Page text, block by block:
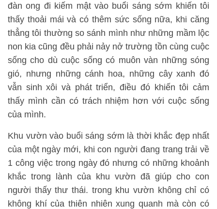
đàn ong đi kiếm mật vào buổi sáng sớm khiến tôi
thấy thoải mái và có thêm sức sống nữa, khi căng
thẳng tôi thường so sánh mình như những mầm lộc
non kia cũng đều phải nảy nở trường tồn cùng cuộc
sống cho dù cuộc sống có muôn vàn những sóng
gió, nhưng những cánh hoa, những cây xanh đó
vẫn sinh xôi và phát triển, điều đó khiến tôi cảm
thấy mình cần có trách nhiệm hơn với cuộc sống
của mình.
Khu vườn vào buổi sáng sớm là thời khắc đẹp nhất
của một ngày mới, khi con người đang trang trải về
1 công việc trong ngày đó nhưng có những khoảnh
khắc trong lành của khu vườn đã giúp cho con
người thấy thư thái. trong khu vườn không chỉ có
không khí của thiên nhiên xung quanh mà còn có